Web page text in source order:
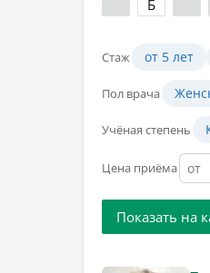
Б
Стаж от 5 лет
Пол врача
Учёная степень
Цена приёма
Показать на